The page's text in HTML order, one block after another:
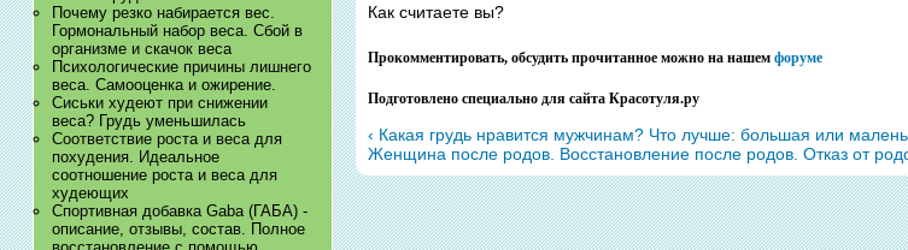
Почему резко набирается вес.
Гормональный набор веса. Сбой в
организме и скачок веса
Психологические причины лишнего
веса. Самооценка и ожирение.
Сиськи худеют при снижении
веса? Грудь уменьшилась
Соответствие роста и веса для
похудения. Идеальное
соотношение роста и веса для
худеющих
Спортивная добавка Gaba (ГАБА) -
описание, отзывы, состав. Полное
Как считаете вы?
Прокомментировать, обсудить прочитанное можно на нашемфоруме
Подготовлено специально для сайта Красотуля.ру
‹ Какая грудь нравится мужчинам? Что лучше: большая или
Женщина после родов. Восстановление после родов. Отказ от